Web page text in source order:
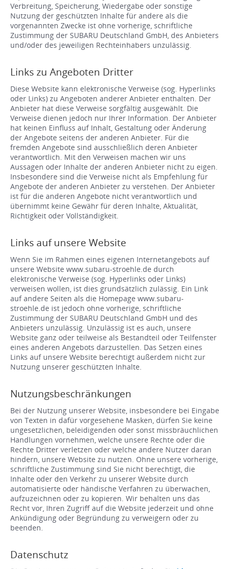
Verbreitung, Speicherung, Wiedergabe oder sonstige
Nutzung der geschützten Inhalte für andere als die
vorgenannten Zwecke ist ohne vorherige, schriftliche
Zustimmung der SUBARU Deutschland GmbH, des Anbieters
und/oder des jeweiligen Rechteinhabers unzulässig.
Links zu Angeboten Dritter
Diese Website kann elektronische Verweise (sog. Hyperlinks
oder Links) zu Angeboten anderer Anbieter enthalten. Der
Anbieter hat diese Verweise sorgfältig ausgewählt. Die
Verweise dienen jedoch nur Ihrer Information. Der Anbieter
hat keinen Einfluss auf Inhalt, Gestaltung oder Änderung
der Angebote seitens der anderen Anbieter. Für die
fremden Angebote sind ausschließlich deren Anbieter
verantwortlich. Mit den Verweisen machen wir uns
Aussagen oder Inhalte der anderen Anbieter nicht zu eigen.
Insbesondere sind die Verweise nicht als Empfehlung für
Angebote der anderen Anbieter zu verstehen. Der Anbieter
ist für die anderen Angebote nicht verantwortlich und
übernimmt keine Gewähr für deren Inhalte, Aktualität,
Richtigkeit oder Vollständigkeit.
Links auf unsere Website
Wenn Sie im Rahmen eines eigenen Internetangebots auf
unsere Website www.subaru-stroehle.de durch
elektronische Verweise (sog. Hyperlinks oder Links)
verweisen wollen, ist dies grundsätzlich zulässig. Ein Link
auf andere Seiten als die Homepage www.subaru-
stroehle.de ist jedoch ohne vorherige, schriftliche
Zustimmung der SUBARU Deutschland GmbH und des
Anbieters unzulässig. Unzulässig ist es auch, unsere
Website ganz oder teilweise als Bestandteil oder Teilfenster
eines anderen Angebots darzustellen. Das Setzen eines
Links auf unsere Website berechtigt außerdem nicht zur
Nutzung unserer geschützten Inhalte.
Nutzungsbeschränkungen
Bei der Nutzung unserer Website, insbesondere bei Eingabe
von Texten in dafür vorgesehene Masken, dürfen Sie keine
ungesetzlichen, beleidigenden oder sonst missbräuchlichen
Handlungen vornehmen, welche unsere Rechte oder die
Rechte Dritter verletzen oder welche andere Nutzer daran
hindern, unsere Website zu nutzen. Ohne unsere vorherige,
schriftliche Zustimmung sind Sie nicht berechtigt, die
Inhalte oder den Verkehr zu unserer Website durch
automatisierte oder händische Verfahren zu überwachen,
aufzuzeichnen oder zu kopieren. Wir behalten uns das
Recht vor, Ihren Zugriff auf die Website jederzeit und ohne
Ankündigung oder Begründung zu verweigern oder zu
beenden.
Datenschutz